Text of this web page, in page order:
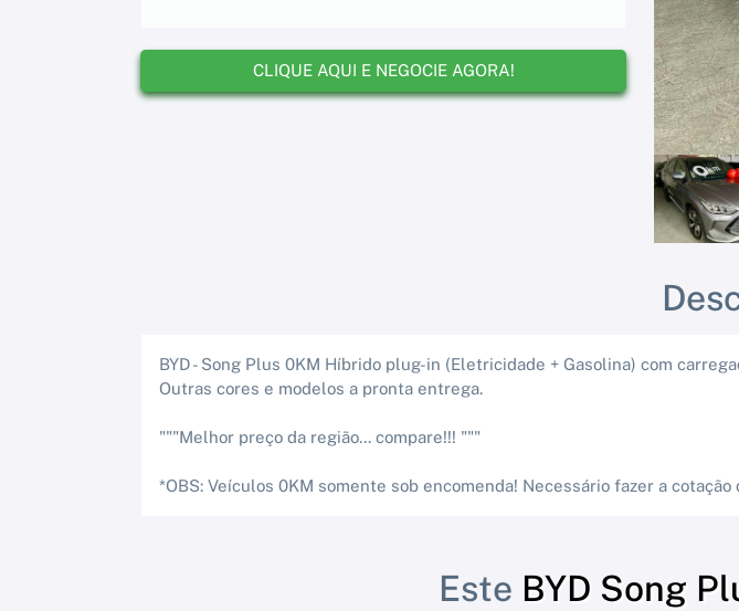
CLIQUE AQUI E NEGOCIE AGORA!
BYD - Song Plus 0KM Híbrido plug-in (Eletricidade + Gasolina) com
Outras cores e modelos a pronta entrega.
"""Melhor preço da região... compare!!! """
*OBS: Veículos 0KM somente sob encomenda! Necessário fazer a cotação
Este BYD Song